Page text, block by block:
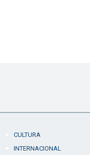
CULTURA
INTERNACIONAL